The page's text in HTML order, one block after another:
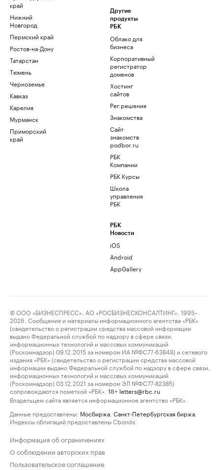
край
Нижний
Новгород
Пермский край
Ростов-на-Дону
Татарстан
Тюмень
Черноземье
Кавказ
Карелия
Мурманск
Приморский
край
Другие
продукты
РБК
Облако для
бизнеса
Корпоративный
регистратор
доменов
Хостинг
сайтов
Рег.решения
Знакомства
Сайт
знакомств
podbor.ru
РБК
Компании
РБК Курсы
Школа
управления
РБК
РБК
Новости
iOS
Android
AppGallery
© ООО «БИЗНЕСПРЕСС», АО «РОСБИЗНЕСКОНСАЛТИНГ», 1995–
2026. Сообщения и материалы информационного агентства «РБК»
(свидетельство о регистрации средства массовой информации
выдано Федеральной службой по надзору в сфере связи,
информационных технологий и массовых коммуникаций
(Роскомнадзор) 09.12.2015 за номером ИА №ФС77-63848) и сетевого
издания «РБК» (свидетельство о регистрации средства массовой
информации выдано Федеральной службой по надзору в сфере связи,
информационных технологий и массовых коммуникаций
(Роскомнадзор) 03.12.2021 за номером ЭЛ №ФС77-82385)
сопровождаются пометкой «РБК».
18+ letters@rbc.ru
Владельцем сайта является информационное агентство «РБК».
Данные предоставлены: Мосбиржа Санкт-Петербургская биржа
Индексы облигаций предоставлены Cbonds.
Информация об ограничениях
О соблюдении авторских прав
Пользовательское соглашение